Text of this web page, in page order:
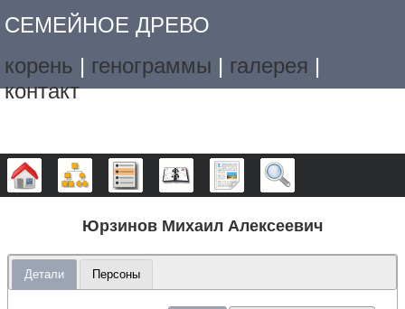
СЕМЕЙНОЕ ДРЕВО
корень | генограммы | галерея |
контакт
Дерево Графики Списки Календарь Отчёты
Юрзинов Михаил Алексеевич
Детали Персоны